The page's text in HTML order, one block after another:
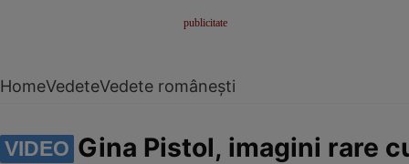
HomeVedeteVedete românești
VIDEO Gina Pistol, imagini rare